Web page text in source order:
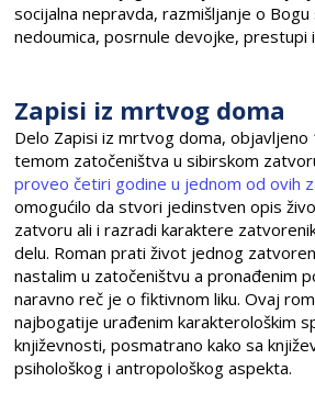
socijalna nepravda, razmišljanje o Bogu
nedoumica, posrnule devojke, prestupi
Zapisi iz mrtvog doma
Delo Zapisi iz mrtvog doma, objavljeno
temom zatočeništva u sibirskom
proveo četiri godine u jednom od ovih
omogućilo da stvori jedinstven opis
zatvoru ali i razradi karaktere
delu. Roman prati život jednog
nastalim u zatočeništvu a pronađenim
naravno reč je o fiktivnom liku. Ovaj
najbogatije urađenim karakterološkim
književnosti, posmatrano kako sa
psihološkog i antropološkog aspekta.